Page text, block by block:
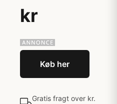
kr
Køb her
Gratis fragt over kr.